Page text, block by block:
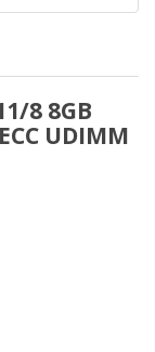
8 8GB
UDIMM